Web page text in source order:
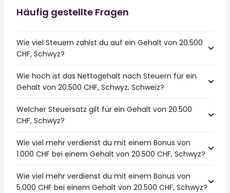
Häufig gestellte Fragen
Wie viel Steuern zahlst du auf ein Gehalt von 20.500
CHF, Schwyz?
Wie hoch ist das Nettogehalt nach Steuern für ein
Gehalt von 20.500 CHF, Schwyz, Schweiz?
Welcher Steuersatz gilt für ein Gehalt von 20.500
CHF, Schwyz?
Wie viel mehr verdienst du mit einem Bonus von
1.000 CHF bei einem Gehalt von 20.500 CHF, Schwyz?
Wie viel mehr verdienst du mit einem Bonus von
5.000 CHF bei einem Gehalt von 20.500 CHF, Schwyz?